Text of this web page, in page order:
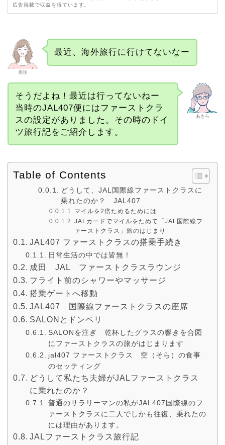
広告掲載で収益を得ています。
美咲
最近、海外旅行に行けてないなー
あきら
そうだよね！最近は行ってないねー
当時のJAL407便にはファーストクラ
スの設定がありました。その時のドイ
ツ旅行記をご紹介します。
Table of Contents
どうして、JAL国際線ファーストクラスに
乗れたのか？ JAL407
マイルを2倍ためるためには
JALカードでマイルをためて「JAL国際線フ
ァーストクラス」旅のはじまり
JAL407 ファーストクラスの搭乗手続き
日常生活の中では皆無！
成田 JAL ファーストクラスラウンジ
フライト前のシャワーやマッサージ
搭乗ゲートへ移動
JAL407 国際線ファーストクラスの座席
SALONとドンペリ
SALONを注ぎ 乾杯したグラスの響きを合図
にファーストクラスの旅がはじまります
jal407 ファーストクラス 空（そら）の食事
のセッティング
どうして私たち夫婦がJALファーストクラス
に乗れたのか？
普通のサラリーマンの私がJAL407国際線のフ
ァーストクラスに二人でしかも往復、乗れたの
には理由があります。
JALファーストクラス旅行記